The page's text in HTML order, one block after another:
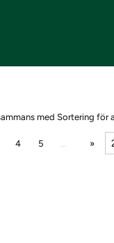
med Sortering
4 5 …